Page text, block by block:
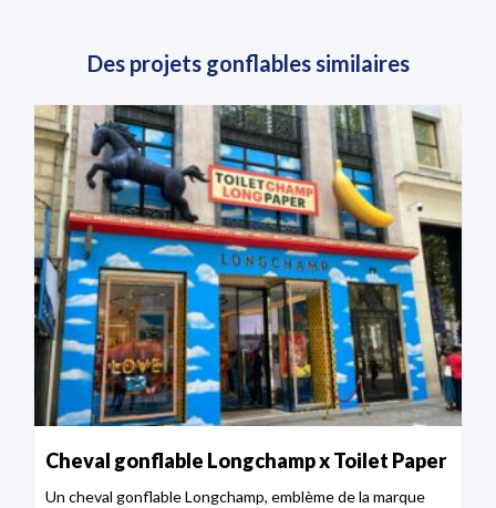
Des projets gonflables similaires
Cheval gonflable Longchamp x Toilet Paper
Un cheval gonflable Longchamp, emblème de la marque